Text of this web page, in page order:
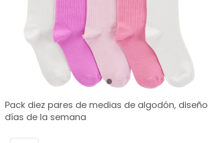
Pack diez pares de medias de algodón, diseño
días de la semana